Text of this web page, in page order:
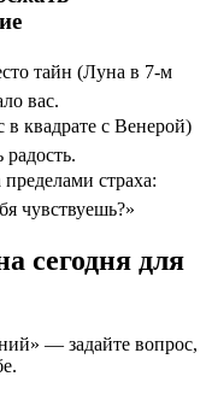
тайн (Луна в 7-м
вас.
квадрате с Венерой)
страха:
чувствуешь?»
сегодня для
— задайте вопрос,